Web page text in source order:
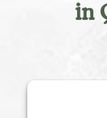
in